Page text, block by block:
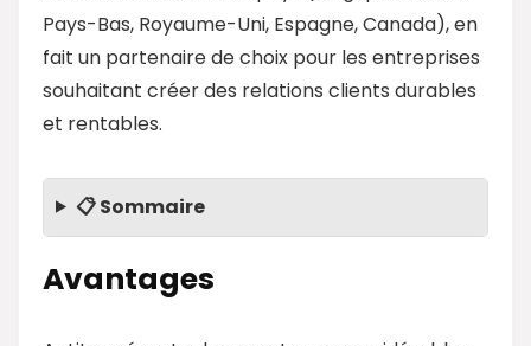
Pays-Bas, Royaume-Uni, Espagne, Canada), en
fait un partenaire de choix pour les entreprises
souhaitant créer des relations clients durables
et rentables.
📋 Sommaire
Avantages